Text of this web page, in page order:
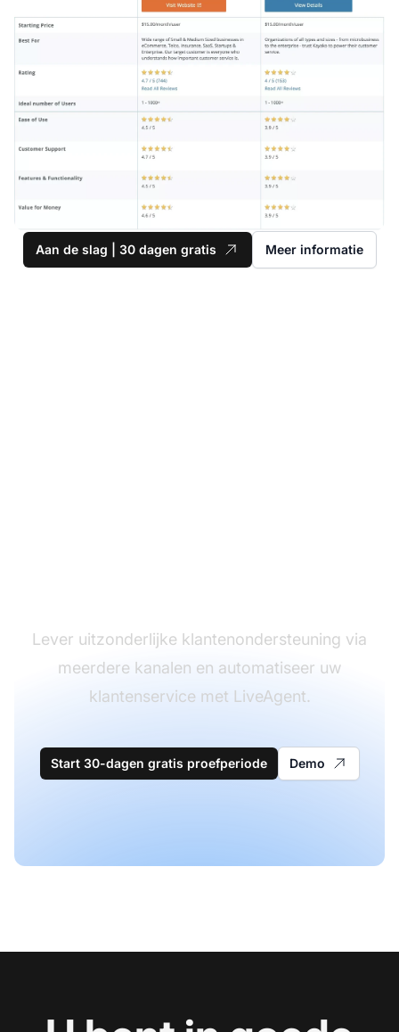
Aan de slag | 30 dagen gratis Meer informatie
Lever uitzonderlijke klantenondersteuning via
meerdere kanalen en automatiseer uw
klantenservice met LiveAgent.
Start 30-dagen gratis proefperiode Demo